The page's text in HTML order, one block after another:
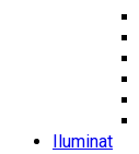
Iluminat